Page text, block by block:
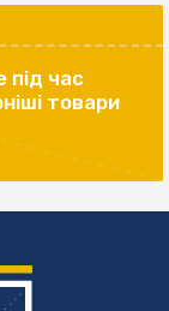
під час
товари